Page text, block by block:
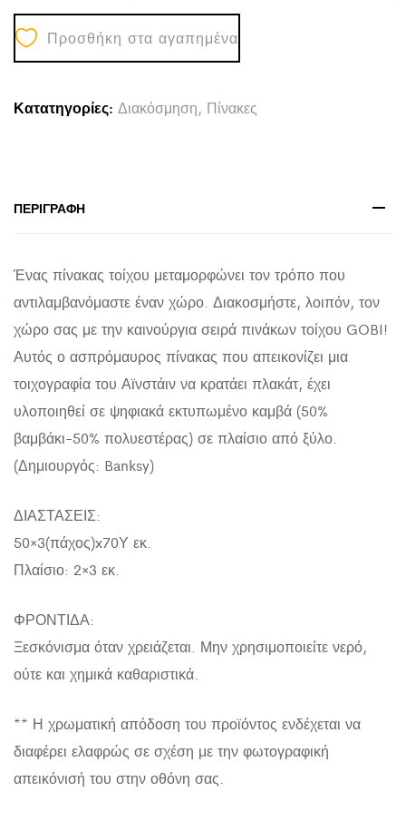
TOIXOY
ΣΕΙΡΑ
GOBI
ΕΚΤΥΠΩΜΕΝΟΣ
quantity
Προσθήκη στα αγαπημένα
Κατατηγορίες: Διακόσμηση, Πίνακες
ΠΕΡΙΓΡΑΦΉ
Ένας πίνακας τοίχου μεταμορφώνει τον τρόπο που
αντιλαμβανόμαστε έναν χώρο. Διακοσμήστε, λοιπόν, τον
χώρο σας με την καινούργια σειρά πινάκων τοίχου GOBI!
Αυτός ο ασπρόμαυρος πίνακας που απεικονίζει μια
τοιχογραφία του Αϊνστάιν να κρατάει πλακάτ, έχει
υλοποιηθεί σε ψηφιακά εκτυπωμένο καμβά (50%
βαμβάκι-50% πολυεστέρας) σε πλαίσιο από ξύλο.
(Δημιουργός: Banksy)
ΔΙΑΣΤΑΣΕΙΣ:
50×3(πάχος)x70Υ εκ.
Πλαίσιο: 2×3 εκ.
ΦΡΟΝΤΙΔΑ:
Ξεσκόνισμα όταν χρειάζεται. Μην χρησιμοποιείτε νερό,
ούτε και χημικά καθαριστικά.
** Η χρωματική απόδοση του προϊόντος ενδέχεται να
διαφέρει ελαφρώς σε σχέση με την φωτογραφική
απεικόνισή του στην οθόνη σας.